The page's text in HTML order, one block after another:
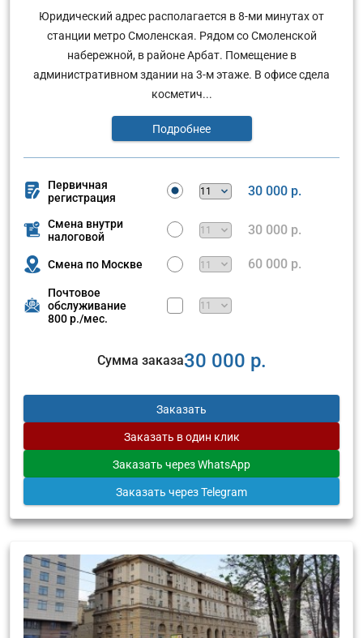
Юридический адрес располагается в 8-ми минутах от
станции метро Смоленская. Рядом со Смоленской
набережной, в районе Арбат. Помещение в
административном здании на 3-м этаже. В офисе сдела
косметич...
Подробнее
Первичная
регистрация
30 000 р.
Смена внутри
налоговой
30 000 р.
Смена по Москве 60 000 р.
Почтовое
обслуживание
800 р./мес.
Сумма заказа30 000 р.
Заказать
Заказать в один клик
Заказать через WhatsApp
Заказать через Telegram